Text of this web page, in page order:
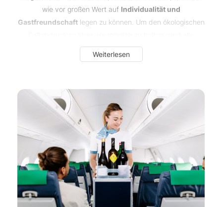
wie vor großen Wert auf Individualität und
Gastfreundschaftlegen zu können. Um den ökologischen
SkyAlps-Flugzeuge mit einem Turboprop-Antrieb
ausgestattet, der im Vergleich zu üblichen Regionaljets bis
einnachhaltiger Treibstoff verwendet.
Weiterlesen